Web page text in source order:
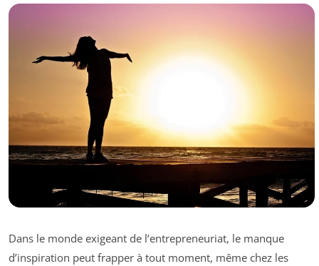
Dans le monde exigeant de l’entrepreneuriat, le manque
d’inspiration peut frapper à tout moment, même chez les